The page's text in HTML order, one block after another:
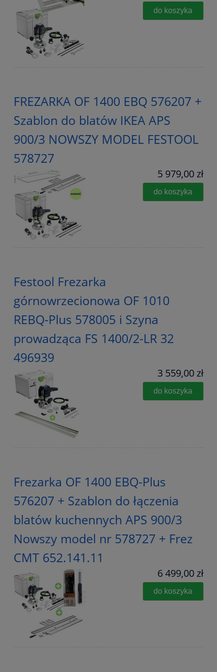
do koszyka
FREZARKA OF 1400 EBQ 576207 +
Szablon do blatów IKEA APS
900/3 NOWSZY MODEL FESTOOL
578727
5 979,00 zł
do koszyka
Festool Frezarka
górnowrzecionowa OF 1010
REBQ-Plus 578005 i Szyna
prowadząca FS 1400/2-LR 32
496939
3 559,00 zł
do koszyka
Frezarka OF 1400 EBQ-Plus
576207 + Szablon do łączenia
blatów kuchennych APS 900/3
Nowszy model nr 578727 + Frez
CMT 652.141.11
6 499,00 zł
do koszyka